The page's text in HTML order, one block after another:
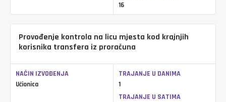
16
Provođenje kontrola na licu mjesta kod krajnjih
korisnika transfera iz proračuna
NAČIN IZVOĐENJA
Učionica
TRAJANJE U DANIMA
1
TRAJANJE U SATIMA